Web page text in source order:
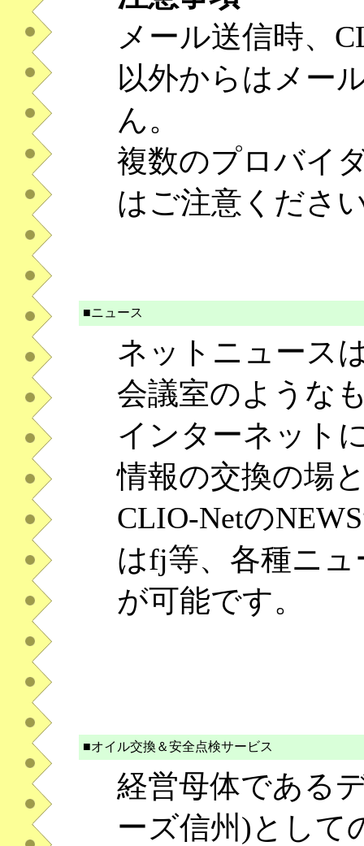
メール送信時、
以外からはメー
ん。
複数のプロバイ
はご注意くださ
■ニュース
ネットニュース
会議室のような
インターネット
情報の交換の場
CLIO-Netの
はfj等、各種ニ
が可能です。
■オイル交換＆安全点検サービス
経営母体である
ーズ信州)として